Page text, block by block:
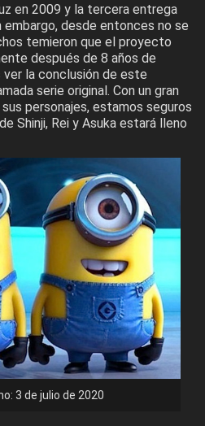
en 2009 y la tercera entrega
embargo, desde entonces no se
temieron que el proyecto
después de 8 años de
la conclusión de este
serie original. Con un gran
personajes, estamos seguros
Shinji, Rei y Asuka estará lleno
3 de julio de 2020